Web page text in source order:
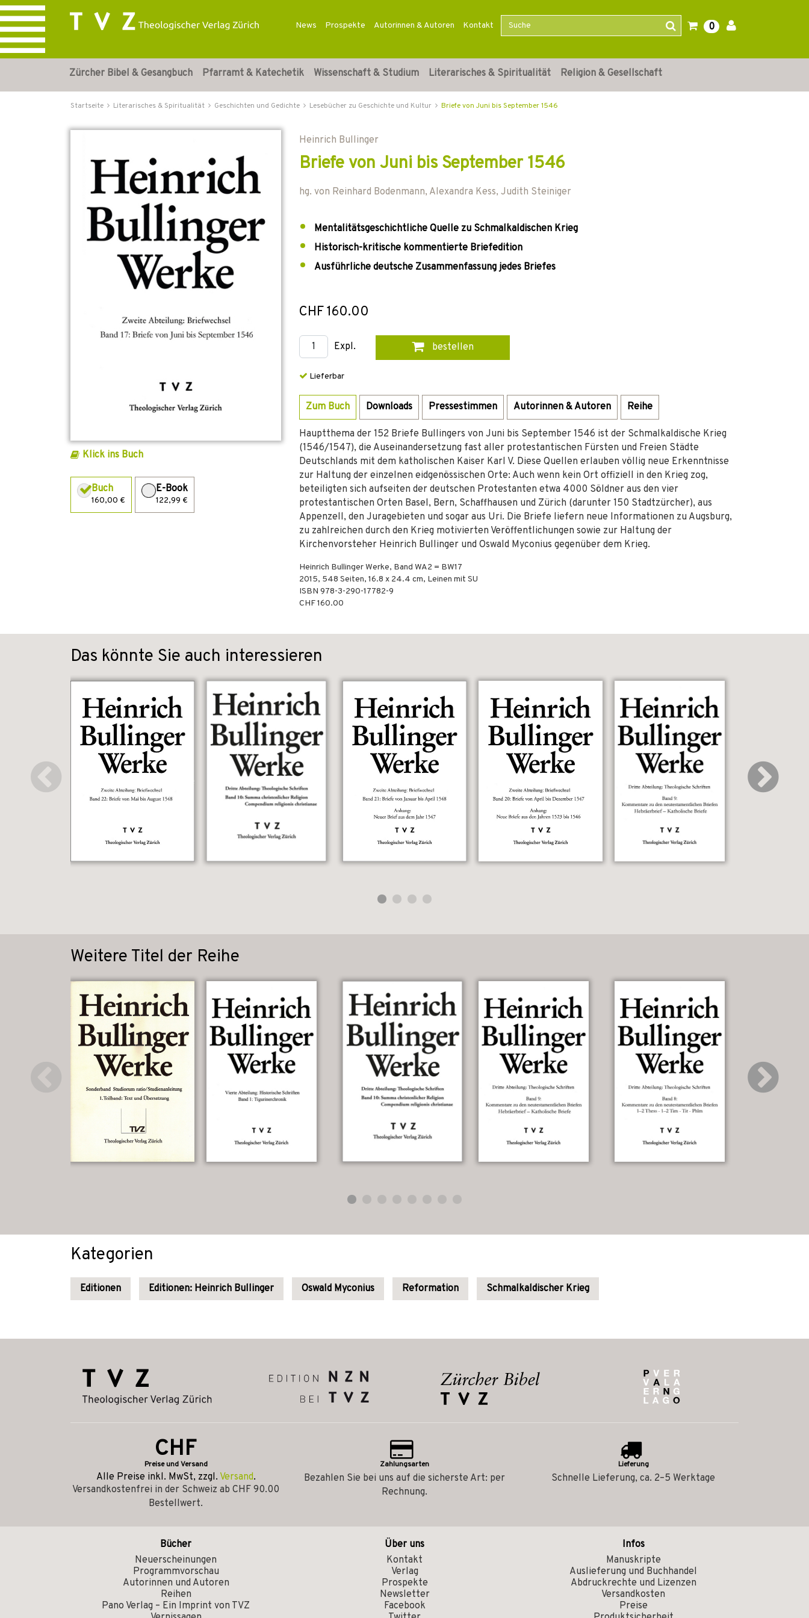
News Prospekte Autorinnen & Autoren Kontakt 0
Zürcher Bibel & Gesangbuch Pfarramt & Katechetik Wissenschaft & Studium Literarisches & Spiritualität Religion & Gesellschaft
Startseite Literarisches & Spiritualität Geschichten und Gedichte Lesebücher zu Geschichte und Kultur Briefe von Juni bis September 1546
Klick ins Buch
Buch
160,00 €
E-Book
122,99 €
Heinrich Bullinger
Briefe von Juni bis September 1546
hg. von Reinhard Bodenmann, Alexandra Kess, Judith Steiniger
Mentalitätsgeschichtliche Quelle zu Schmalkaldischen Krieg
Historisch-kritische kommentierte Briefedition
Ausführliche deutsche Zusammenfassung jedes Briefes
CHF 160.00
Expl. bestellen
Lieferbar
Zum Buch Downloads Pressestimmen Autorinnen & Autoren Reihe
Hauptthema der 152 Briefe Bullingers von Juni bis September 1546 ist der Schmalkaldische Krieg
(1546/1547), die Auseinandersetzung fast aller protestantischen Fürsten und Freien Städte
Deutschlands mit dem katholischen Kaiser Karl V. Diese Quellen erlauben völlig neue Erkenntnisse
zur Haltung der einzelnen eidgenössischen Orte: Auch wenn kein Ort offiziell in den Krieg zog,
beteiligten sich aufseiten der deutschen Protestanten etwa 4000 Söldner aus den vier
protestantischen Orten Basel, Bern, Schaffhausen und Zürich (darunter 150 Stadtzürcher), aus
Appenzell, den Juragebieten und sogar aus Uri. Die Briefe liefern neue Informationen zu Augsburg,
zu zahlreichen durch den Krieg motivierten Veröffentlichungen sowie zur Haltung der
Kirchenvorsteher Heinrich Bullinger und Oswald Myconius gegenüber dem Krieg.
Heinrich Bullinger Werke, Band WA2 = BW17
2015, 548 Seiten, 16.8 x 24.4 cm, Leinen mit SU
ISBN 978-3-290-17782-9
CHF 160.00
Das könnte Sie auch interessieren
Weitere Titel der Reihe
Kategorien
Editionen Editionen: Heinrich Bullinger Oswald Myconius Reformation Schmalkaldischer Krieg
CHF
Preise und Versand
Alle Preise inkl. MwSt, zzgl. Versand.
Versandkostenfrei in der Schweiz ab CHF 90.00
Bestellwert.
Zahlungsarten
Bezahlen Sie bei uns auf die sicherste Art: per
Rechnung.
Lieferung
Schnelle Lieferung, ca. 2–5 Werktage
Bücher
Neuerscheinungen
Programmvorschau
Autorinnen und Autoren
Reihen
Pano Verlag – Ein Imprint von TVZ
Über uns
Kontakt
Verlag
Prospekte
Newsletter
Facebook
Infos
Manuskripte
Auslieferung und Buchhandel
Abdruckrechte und Lizenzen
Versandkosten
Preise